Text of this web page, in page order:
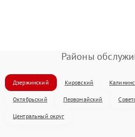
Районы
Дзержинский Кировский
Октябрьский Первомайский
Центральный округ